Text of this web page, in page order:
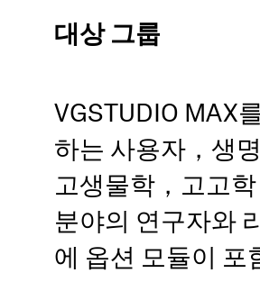
대상 그룹
VGSTUDIO MAX
하는 사용자，생명
고생물학，고고학
분야의 연구자와
에 옵션 모듈이 포